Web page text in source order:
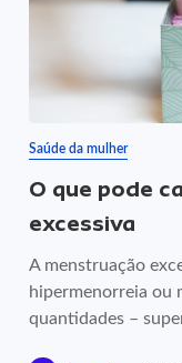
Saúde da mulher
O que pode
excessiva
A menstruação
hipermenorreia ou
quantidades –